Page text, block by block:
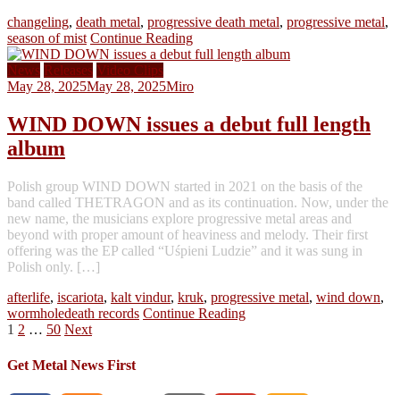
changeling, death metal, progressive death metal, progressive metal,
season of mist Continue Reading
News Releases Video Clips
May 28, 2025May 28, 2025Miro
WIND DOWN issues a debut full length
album
Polish group WIND DOWN started in 2021 on the basis of the
band called THETRAGON and as its continuation. Now, under the
new name, the musicians explore progressive metal areas and
beyond with proper amount of heaviness and melody. Their first
offering was the EP called “Uśpieni Ludzie” and it was sung in
Polish only. […]
afterlife, iscariota, kalt vindur, kruk, progressive metal, wind down,
wormholedeath records Continue Reading
Posts
pagination
1 2 … 50 Next
Get Metal News First